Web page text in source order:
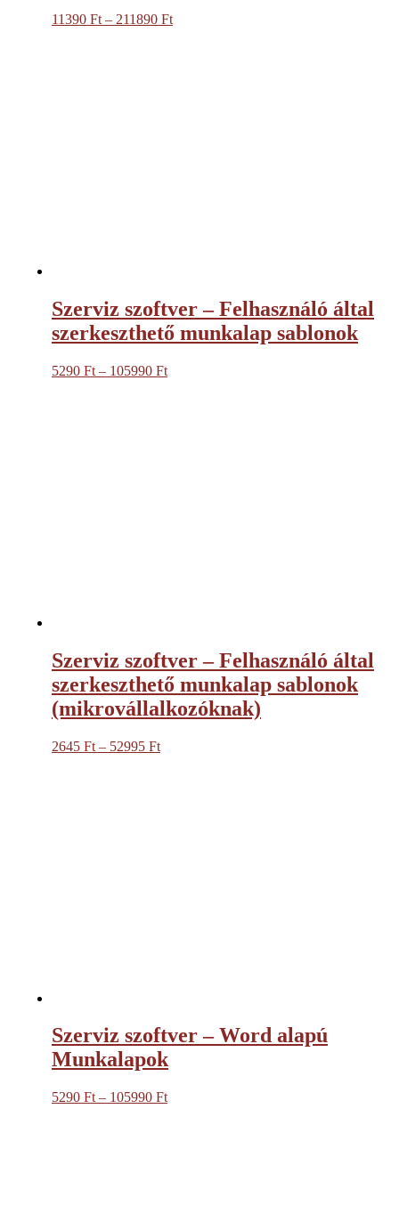
11390 Ft – 211890 Ft
Szerviz szoftver – Felhasználó által
szerkeszthető munkalap sablonok
5290 Ft – 105990 Ft
Szerviz szoftver – Felhasználó által
szerkeszthető munkalap sablonok
(mikrovállalkozóknak)
2645 Ft – 52995 Ft
Szerviz szoftver – Word alapú
Munkalapok
5290 Ft – 105990 Ft